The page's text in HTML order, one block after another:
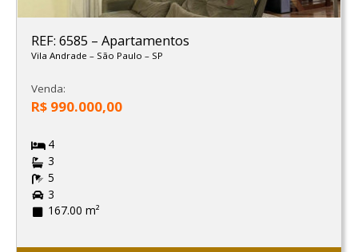
REF: 6585 – Apartamentos
Vila Andrade – São Paulo – SP
Venda:
R$ 990.000,00
4
3
5
3
167.00 m²